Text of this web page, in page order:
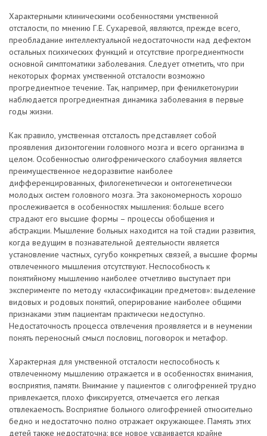
Характерными клиническими особенностями умственной
отсталости, по мнению Г.Е. Сухаревой, являются, прежде всего,
преобладание интеллектуальной недостаточности над дефектом
остальных психических функций и отсутствие прогредиентности
основной симптоматики заболевания. Следует отметить, что при
некоторых формах умственной отсталости возможно
прогредиентное течение. Так, например, при фенилкетонурии
наблюдается прогредиентная динамика заболевания в первые
годы жизни.
Как правило, умственная отсталость представляет собой
проявления дизонтогении головного мозга и всего организма в
целом. Особенностью олигофренического слабоумия является
преимущественное недоразвитие наиболее
дифференцированных, филогенетически и онтогенетически
молодых систем головного мозга. Эта закономерность хорошо
прослеживается в особенностях мышления: больше всего
страдают его высшие формы – процессы обобщения и
абстракции. Мышление больных находится на той стадии развития,
когда ведущим в познавательной деятельности является
установление частных, сугубо конкретных связей, а высшие формы
отвлеченного мышления отсутствуют. Неспособность к
понятийному мышлению наиболее отчетливо выступает при
эксперименте по методу «классификации предметов»: выделение
видовых и родовых понятий, оперирование наиболее общими
признаками этим пациентам практически недоступно.
Недостаточность процесса отвлечения проявляется и в неумении
понять переносный смысл пословиц, поговорок и метафор.
Характерная для умственной отсталости неспособность к
отвлеченному мышлению отражается и в особенностях внимания,
восприятия, памяти. Внимание у пациентов с олигофренией трудно
привлекается, плохо фиксируется, отмечается его легкая
отвлекаемость. Восприятие больного олигофренией относительно
бедно и недостаточно полно отражает окружающее. Память этих
детей также недостаточна: все новое усваивается крайне